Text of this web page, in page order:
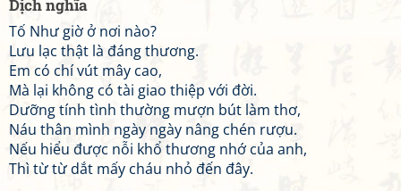
Dịch nghĩa
Tố Như giờ ở nơi nào?
Lưu lạc thật là đáng thương.
Em có chí vút mây cao,
Mà lại không có tài giao thiệp với đời.
Dưỡng tính tình thường mượn bút làm thơ,
Náu thân mình ngày ngày nâng chén rượu.
Nếu hiểu được nỗi khổ thương nhớ của anh,
Thì từ từ dắt mấy cháu nhỏ đến đây.